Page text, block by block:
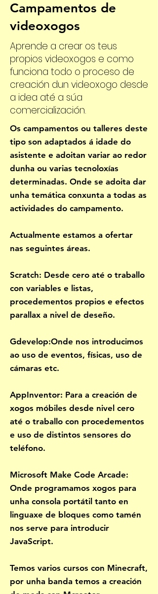
Campamentos de
videoxogos
Aprende a crear os teus
propios videoxogos e como
funciona todo o proceso de
creación dun videoxogo desde
a idea até a súa
comercialización.
Os campamentos ou talleres deste
tipo son adaptados á idade do
asistente e adoitan variar ao redor
dunha ou varias tecnoloxías
determinadas. Onde se adoita dar
unha temática conxunta a todas as
actividades do campamento.
Actualmente estamos a ofertar
nas seguintes áreas.
Scratch: Desde cero até o traballo
con variables e listas,
procedementos propios e efectos
parallax a nivel de deseño.
Gdevelop:Onde nos introducimos
ao uso de eventos, físicas, uso de
cámaras etc.
AppInventor: Para a creación de
xogos móbiles desde nivel cero
até o traballo con procedementos
e uso de distintos sensores do
teléfono.
Microsoft Make Code Arcade:
Onde programamos xogos para
unha consola portátil tanto en
linguaxe de bloques como tamén
nos serve para introducir
JavaScript.
Temos varios cursos con Minecraft,
por unha banda temos a creación